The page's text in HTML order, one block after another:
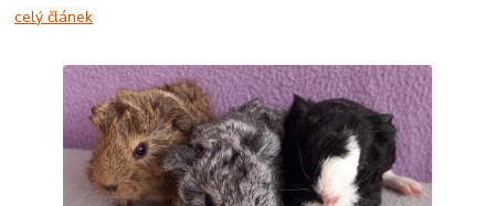
celý článek